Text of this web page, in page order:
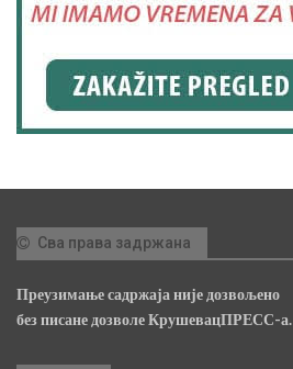
Сва права задржана
Преузимање садржаја није дозвољено
без писане дозволе КрушевацПРЕСС-а.